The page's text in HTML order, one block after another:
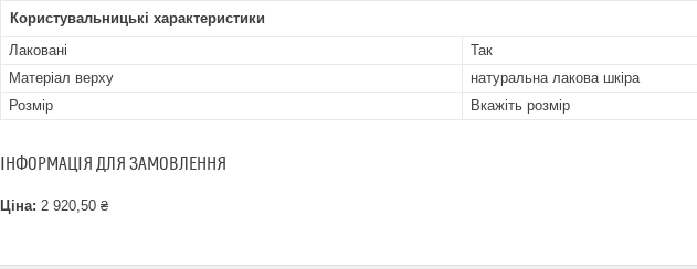
Користувальницькі характеристики
Лаковані
Так
Матеріал верху
натуральна лакова шкіра
Розмір
Вкажіть розмір
ІНФОРМАЦІЯ ДЛЯ ЗАМОВЛЕННЯ
Ціна: 2 920,50 ₴